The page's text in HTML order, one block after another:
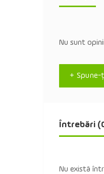
Nu sunt
+ Spune-
Întrebări
Nu există